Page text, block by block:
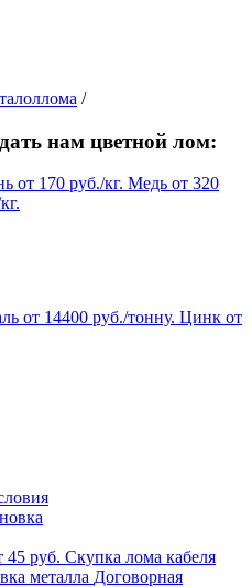
/
нам цветной лом:
от 170 руб./кг. Медь от 320
от 14400 руб./тонну. Цинк от
45 руб. Скупка лома кабеля
металла Договорная